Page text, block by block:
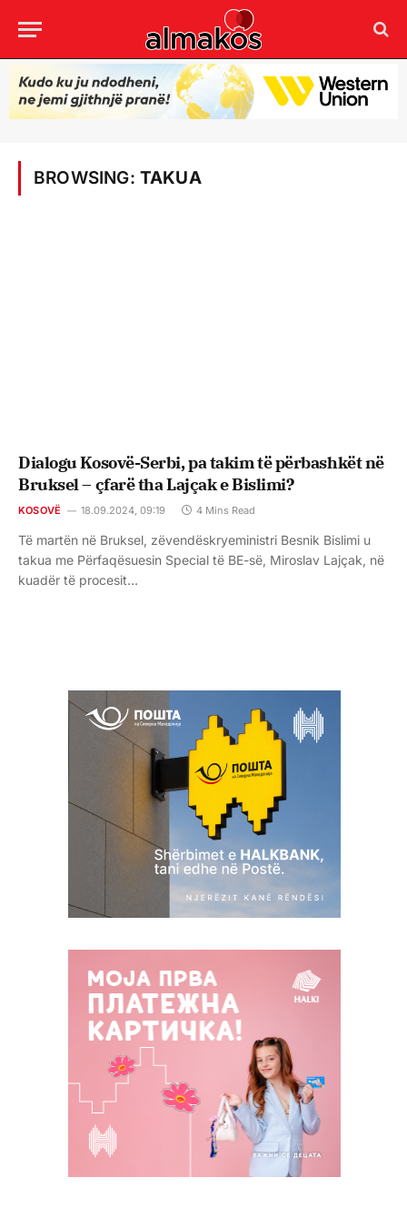
BROWSING: TAKUA
Dialogu Kosovë-Serbi, pa takim të përbashkët në
Bruksel – çfarë tha Lajçak e Bislimi?
KOSOVË 18.09.2024, 09:19 4 Mins Read
Të martën në Bruksel, zëvendëskryeministri Besnik Bislimi u
takua me Përfaqësuesin Special të BE-së, Miroslav Lajçak, në
kuadër të procesit…